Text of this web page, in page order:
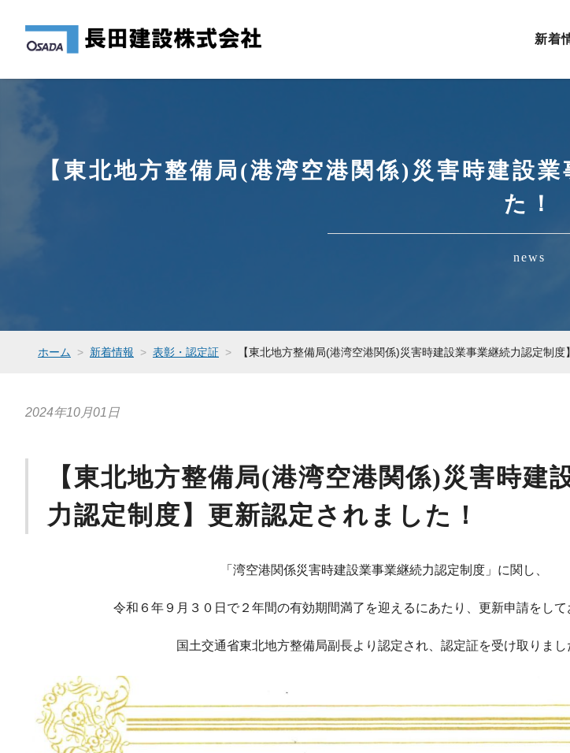
新着
【東北地方整備局(港湾空港関係)災害時建設
た！
news
ホーム 新着情報 表彰・認定証 【東北地方整備局(港湾空港関係)災害時建設業事業継続力認定制度
2024年10月01日
【東北地方整備局(港湾空港関係)災害時建
力認定制度】更新認定されました！
「湾空港関係災害時建設業事業継続力認定制度」に関し、
令和６年９月３０日で２年間の有効期間満了を迎えるにあたり、更新申請をして
国土交通省東北地方整備局副長より認定され、認定証を受け取りまし